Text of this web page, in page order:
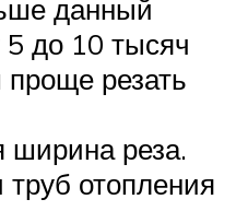
данный
5 до 10 тысяч
проще резать
ширина реза.
отопления